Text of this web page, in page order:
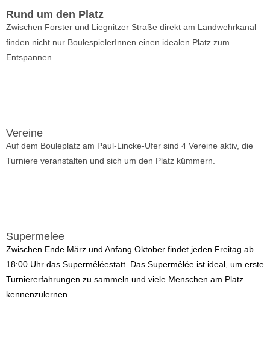
Rund um den Platz
Zwischen Forster und Liegnitzer Straße direkt am Landwehrkanal
finden nicht nur BoulespielerInnen einen idealen Platz zum
Entspannen.
Vereine
Auf dem Bouleplatz am Paul-Lincke-Ufer sind 4 Vereine aktiv, die
Turniere veranstalten und sich um den Platz kümmern.
Supermelee
Zwischen Ende März und Anfang Oktober findet jeden Freitag ab
18:00 Uhr das Supermêléestatt. Das Supermêlée ist ideal, um erste
Turniererfahrungen zu sammeln und viele Menschen am Platz
kennenzulernen.